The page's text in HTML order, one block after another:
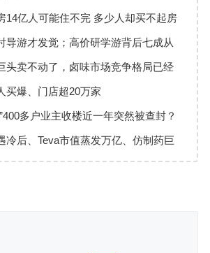
14亿人可能住不完 多少人却买不起房
导游才发觉；高价研学游背后七成从
头卖不动了，卤味市场竞争格局已经
买爆、门店超20万家
多户业主收楼近一年突然被查封？
冷后、Teva市值蒸发万亿、仿制药巨